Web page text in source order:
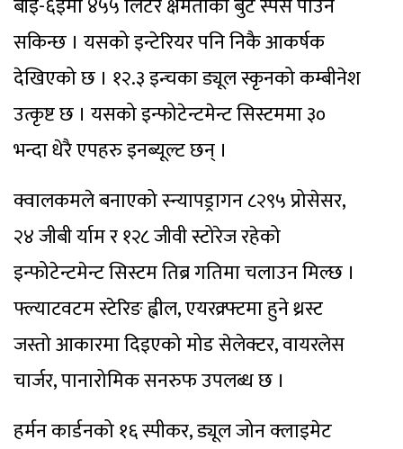
सकिन्छ । यसको इन्टेरियर पनि निकै आकर्षक
देखिएको छ । १२.३ इन्चका ड्यूल स्कृनको कम्बीनेश
उत्कृष्ट छ । यसको इन्फोटेन्टमेन्ट सिस्टममा ३०
भन्दा धेरै एपहरु इनब्यूल्ट छन् ।
क्वालकमले बनाएको स्न्यापड्रागन ८२९५ प्रोसेसर,
२४ जीबी र्याम र १२८ जीवी स्टोरेज रहेको
इन्फोटेन्टमेन्ट सिस्टम तिब्र गतिमा चलाउन मिल्छ ।
फ्ल्याटवटम स्टेरिङ ह्वील, एयरक्र्फ्टमा हुने थ्रस्ट
जस्तो आकारमा दिइएको मोड सेलेक्टर, वायरलेस
चार्जर, पानारोमिक सनरुफ उपलब्ध छ ।
हर्मन कार्डनको १६ स्पीकर, ड्यूल जोन क्लाइमेट